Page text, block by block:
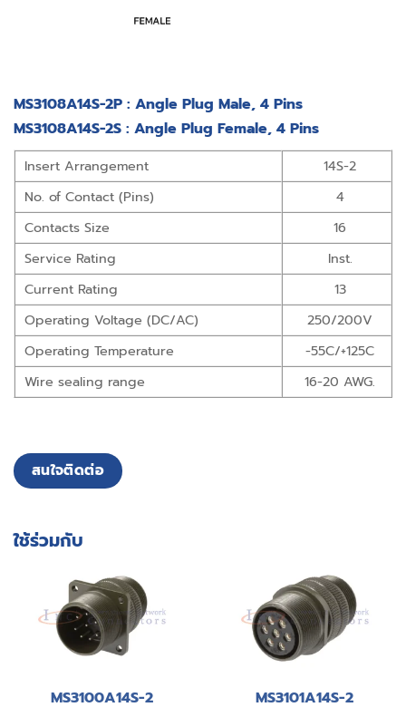
MS3108A14S-2P : Angle Plug Male, 4 Pins
MS3108A14S-2S : Angle Plug Female, 4 Pins
Insert Arrangement
14S-2
No. of Contact (Pins)
4
Contacts Size
16
Service Rating
Inst.
Current Rating
13
Operating Voltage (DC/AC)
250/200V
Operating Temperature
-55C/+125C
Wire sealing range
16-20 AWG.
สนใจติดต่อ
ใช้ร่วมกับ
MS3100A14S-2 MS3101A14S-2